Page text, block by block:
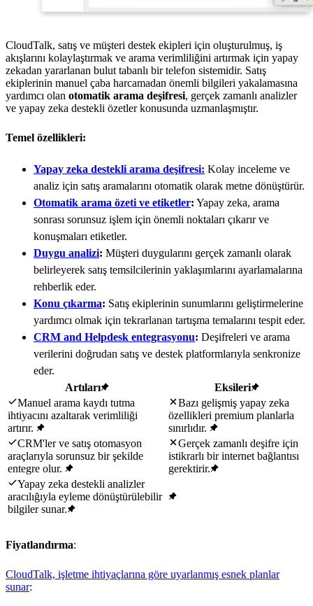
CloudTalk, satış ve müşteri destek ekipleri için oluşturulmuş, iş
akışlarını kolaylaştırmak ve arama verimliliğini artırmak için yapay
zekadan yararlanan bulut tabanlı bir telefon sistemidir. Satış
ekiplerinin manuel çaba harcamadan önemli bilgileri yakalamasına
yardımcı olan otomatik arama deşifresi, gerçek zamanlı analizler
ve yapay zeka destekli özetler konusunda uzmanlaşmıştır.
Temel özellikleri:
Yapay zeka destekli arama deşifresi: Kolay inceleme ve
analiz için satış aramalarını otomatik olarak metne dönüştürür.
Otomatik arama özeti ve etiketler: Yapay zeka, arama
sonrası sorunsuz işlem için önemli noktaları çıkarır ve
konuşmaları etiketler.
Duygu analizi: Müşteri duygularını gerçek zamanlı olarak
belirleyerek satış temsilcilerinin yaklaşımlarını ayarlamalarına
rehberlik eder.
Konu çıkarma: Satış ekiplerinin sunumlarını geliştirmelerine
yardımcı olmak için tekrarlanan tartışma temalarını tespit eder.
CRM and Helpdesk entegrasyonu: Deşifreleri ve arama
verilerini doğrudan satış ve destek platformlarıyla senkronize
eder.
Artıları
Eksileri
Manuel arama kaydı tutma
ihtiyacını azaltarak verimliliği
artırır.
Bazı gelişmiş yapay zeka
özellikleri premium planlarla
sınırlıdır.
CRM'ler ve satış otomasyon
araçlarıyla sorunsuz bir şekilde
entegre olur.
Gerçek zamanlı deşifre için
istikrarlı bir internet bağlantısı
gerektirir.
Yapay zeka destekli analizler
aracılığıyla eyleme dönüştürülebilir
bilgiler sunar.
Fiyatlandırma:
CloudTalk, işletme ihtiyaçlarına göre uyarlanmış esnek planlar
sunar: